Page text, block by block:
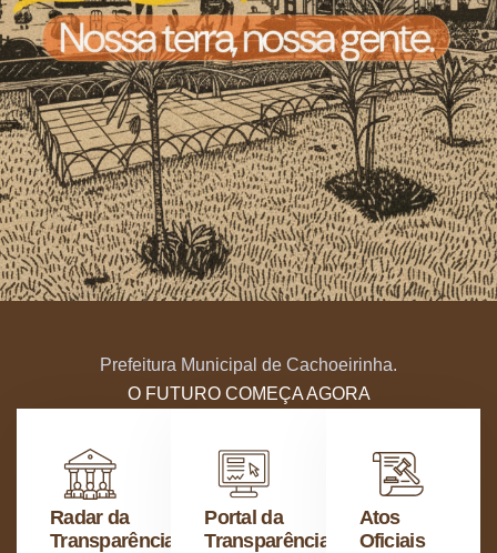
Prefeitura Municipal de Cachoeirinha.
O FUTURO COMEÇA AGORA
Radar da
Transparência
Portal da
Transparência
Atos
Oficiais